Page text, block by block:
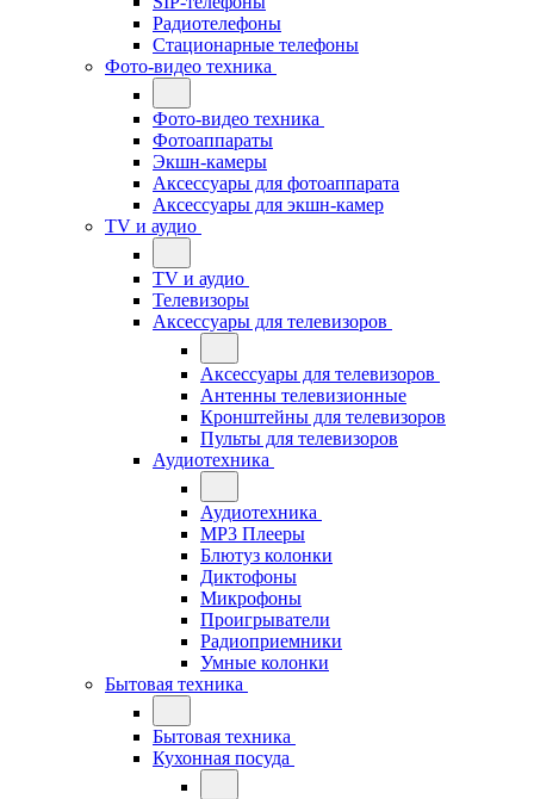
Радиотелефоны
Стационарные телефоны
Фото-видео техника
Фото-видео техника
Фотоаппараты
Экшн-камеры
Аксессуары для фотоаппарата
Аксессуары для экшн-камер
TV и аудио
TV и аудио
Телевизоры
Аксессуары для телевизоров
Аксессуары для телевизоров
Антенны телевизионные
Кронштейны для телевизоров
Пульты для телевизоров
Аудиотехника
Аудиотехника
MP3 Плееры
Блютуз колонки
Диктофоны
Микрофоны
Проигрыватели
Радиоприемники
Умные колонки
Бытовая техника
Бытовая техника
Кухонная посуда